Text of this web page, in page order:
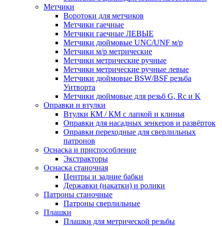
Метчики
Воротоки для метчиков
Метчики гаечные
Метчики гаечные ЛЕВЫЕ
Метчики дюймовые UNC/UNF м/р
Метчики м/р метрические
Метчики метрические ручные
Метчики метрические ручные левые
Метчики дюймовые BSW/BSF резьба
Уитворта
Метчики дюймовые для резьб G, Rc и K
Оправки и втулки
Втулки КМ / КМ с лапкой и клинья
Оправки для насадных зенкеров и развёрток
Оправки переходные для сверлильных
патронов
Оснаска и приспособление
Экстракторы
Оснаска станочная
Центры и задние бабки
Державки (накатки) и ролики
Патроны станочные
Патроны сверлильные
Плашки
Плашки для метрической резьбы